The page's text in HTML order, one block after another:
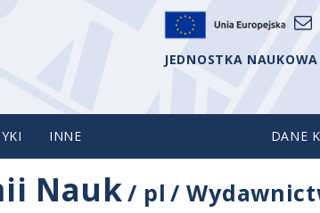
JEDNOSTKA
INNE DANE
Nauk/ pl /